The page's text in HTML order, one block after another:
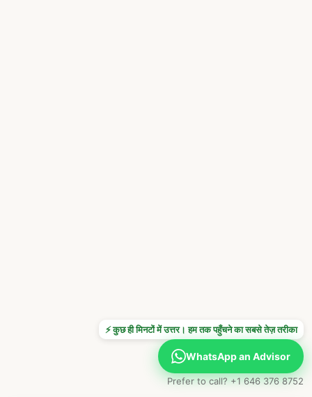
⚡ कुछ ही मिनटों में उत्तर। हम तक पहुँचने का सबसे तेज़ तरीका
WhatsApp an Advisor
Prefer to call? +1 646 376 8752